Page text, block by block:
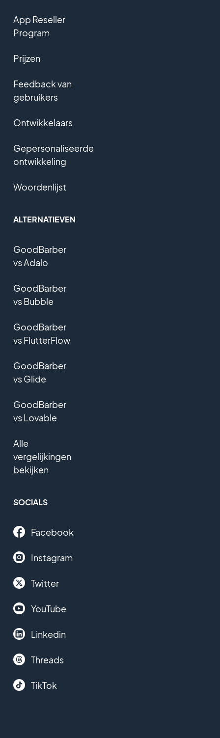
App Reseller
Program
Prijzen
Feedback van
gebruikers
Ontwikkelaars
Gepersonaliseerde
ontwikkeling
Woordenlijst
ALTERNATIEVEN
GoodBarber
vs Adalo
GoodBarber
vs Bubble
GoodBarber
vs FlutterFlow
GoodBarber
vs Glide
GoodBarber
vs Lovable
Alle
vergelijkingen
bekijken
SOCIALS
Facebook
Instagram
Twitter
YouTube
Linkedin
Threads
TikTok